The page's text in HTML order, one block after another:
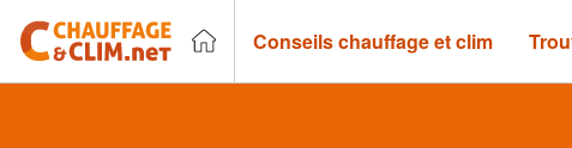
Conseils chauffage et clim